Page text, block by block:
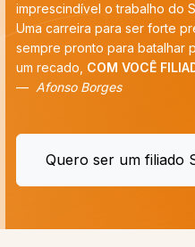
imprescindível o trabalho do
Uma carreira para ser forte
sempre pronto para batalhar
um recado, COM VOCÊ
Afonso Borges
Quero ser um filiado